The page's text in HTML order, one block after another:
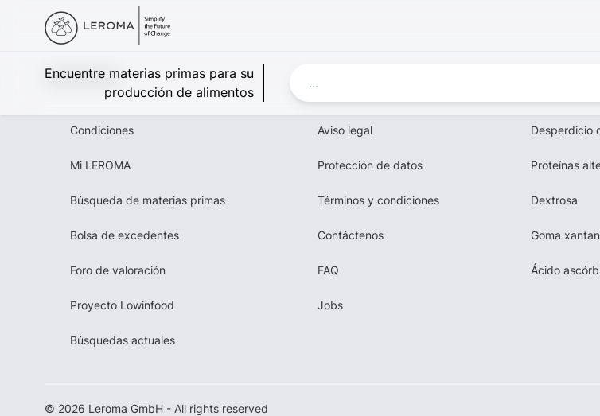
Encuentre materias primas para su
producción de alimentos
Leroma
Condiciones
Mi LEROMA
Búsqueda de materias primas
Bolsa de excedentes
Foro de valoración
Proyecto Lowinfood
Búsquedas actuales
Aviso legal
Protección de datos
Términos y condiciones
Contáctenos
FAQ
Jobs
Desperdicio
Proteínas
Dextrosa
Goma
Ácido
© 2026 Leroma GmbH - All rights reserved